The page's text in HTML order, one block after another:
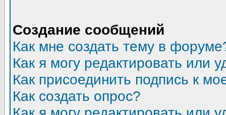
Создание сообщений
Как мне создать тему в
Как я могу редактировать или
Как присоединить подпись к
Как создать опрос?